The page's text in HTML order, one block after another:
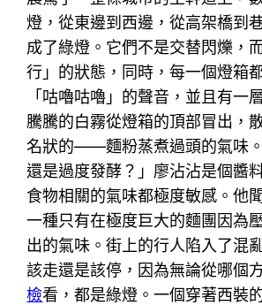
燈，從東邊到西邊，從高架橋到
成了綠燈。它們不是交替閃爍，
行」的狀態，同時，每一個燈箱
「咕嚕咕嚕」的聲音，並且有一
騰騰的白霧從燈箱的頂部冒出，
名狀的——麵粉蒸煮過頭的氣味
還是過度發酵？」廖沾沾是個醬
食物相關的氣味都極度敏感。他
一種只有在極度巨大的麵團因為
出的氣味。街上的行人陷入了混
該走還是該停，因為無論從哪個
檢看，都是綠燈。一個穿著西裝